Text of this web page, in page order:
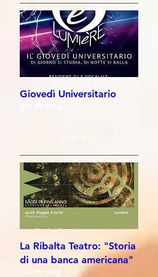
Giovedì Universitario
La Ribalta Teatro: "Storia
di una banca americana"
lun 26 mag